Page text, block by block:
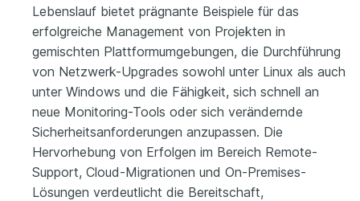
Lebenslauf bietet prägnante Beispiele für das
erfolgreiche Management von Projekten in
gemischten Plattformumgebungen, die Durchführung
von Netzwerk-Upgrades sowohl unter Linux als auch
unter Windows und die Fähigkeit, sich schnell an
neue Monitoring-Tools oder sich verändernde
Sicherheitsanforderungen anzupassen. Die
Hervorhebung von Erfolgen im Bereich Remote-
Support, Cloud-Migrationen und On-Premises-
Lösungen verdeutlicht die Bereitschaft,